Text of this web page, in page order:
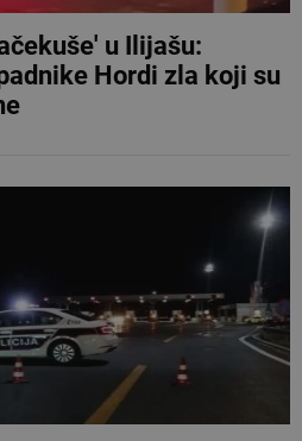
u Ilijašu:
Hordi zla koji su